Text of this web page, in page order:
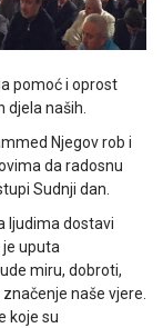
pomoć i oprost
naših.
Njegov rob i
da radosnu
Sudnji dan.
ljudima dostavi
je uputa
miru, dobroti,
naše vjere.
koje su